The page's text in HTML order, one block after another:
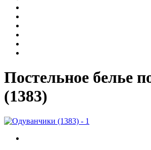
Постельное белье
(1383)